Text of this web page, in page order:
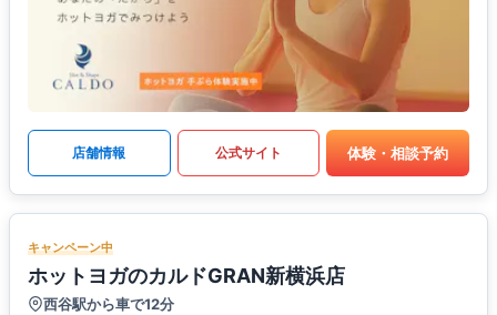
店舗情報 公式サイト 体験・相談予約
キャンペーン中
ホットヨガのカルドGRAN新横浜店
西谷駅から車で12分